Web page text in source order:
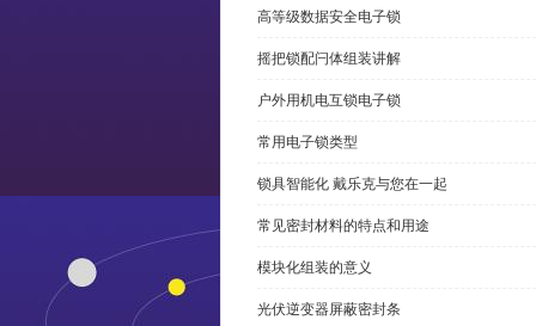
高等级数据安全电子锁
摇把锁配闩体组装讲解
户外用机电互锁电子锁
常用电子锁类型
锁具智能化 戴乐克与您在一起
常见密封材料的特点和用途
模块化组装的意义
光伏逆变器屏蔽密封条